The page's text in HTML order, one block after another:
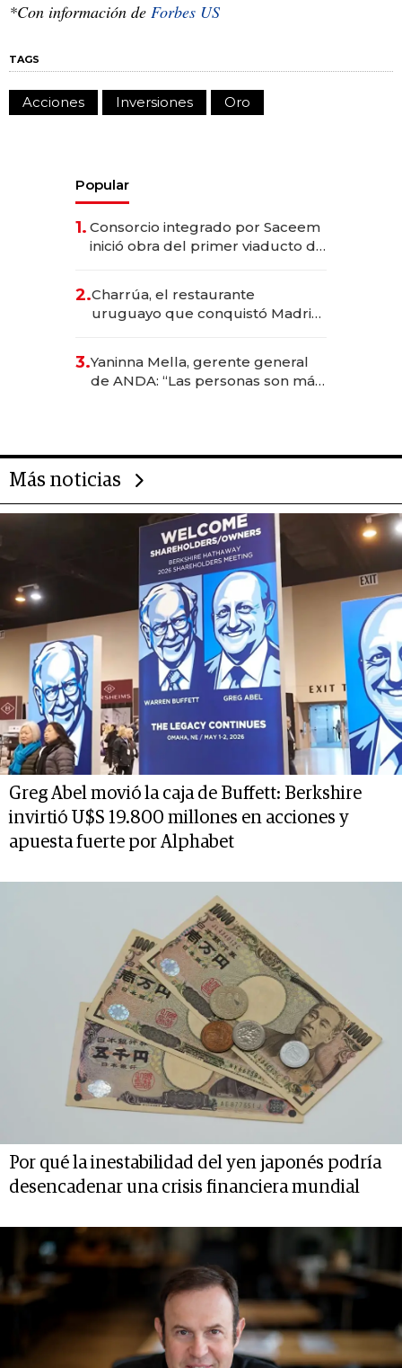
*Con información de Forbes US
TAGS
Acciones Inversiones Oro
Popular
1. Consorcio integrado por Saceem
inició obra del primer viaducto de
millones
2.Charrúa, el restaurante
uruguayo que conquistó Madrid:
anticipación y prepara apertura
3.Yaninna Mella, gerente general
de ANDA: “Las personas son más
Más noticias
Greg Abel movió la caja de Buffett: Berkshire
invirtió U$S 19.800 millones en acciones y
apuesta fuerte por Alphabet
Por qué la inestabilidad del yen japonés podría
desencadenar una crisis financiera mundial